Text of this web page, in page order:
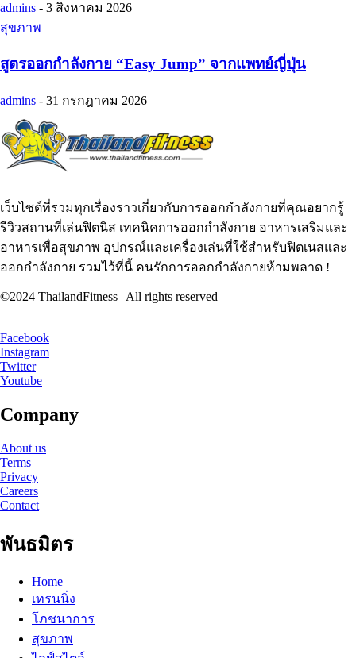
admins - 3 สิงหาคม 2026
สุขภาพ
สูตรออกกำลังกาย “Easy Jump” จากแพทย์ญี่ปุ่น
admins - 31 กรกฎาคม 2026
เว็บไซต์ที่รวมทุกเรื่องราวเกี่ยวกับการออกกำลังกายที่คุณอยากรู้
รีวิวสถานที่เล่นฟิตนิส เทคนิคการออกกำลังกาย อาหารเสริมและ
อาหารเพื่อสุขภาพ อุปกรณ์และเครื่องเล่นที่ใช้สำหรับฟิตเนสและ
ออกกำลังกาย รวมไว้ที่นี้ คนรักการออกกำลังกายห้ามพลาด !
©2024 ThailandFitness | All rights reserved
Facebook
Instagram
Twitter
Youtube
Company
About us
Terms
Privacy
Careers
Contact
พันธมิตร
Home
เทรนนิ่ง
โภชนาการ
สุขภาพ